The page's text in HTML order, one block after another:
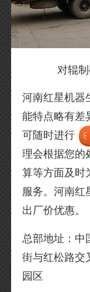
对辊
河南红星机器
能特点略有差
可随时进行
理会根据您的
算等方面及时
服务。河南红
出厂价优惠。
总部地址：中
街与红松路交
园区